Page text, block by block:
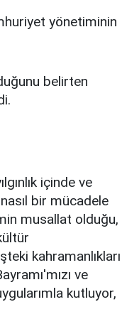
yönetiminin
belirten
içinde ve
bir mücadele
musallat olduğu,
kahramanlıkları
ve
kutluyor,